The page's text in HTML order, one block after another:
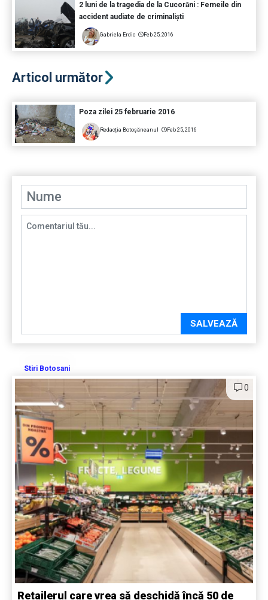
2 luni de la tragedia de la Cucorăni : Femeile din
accident audiate de criminaliști
Gabriela Erdic Feb 25, 2016
Articol următor
Poza zilei 25 februarie 2016
Redacția Botoșăneanul Feb 25, 2016
SALVEAZĂ
Stiri Botosani
0
Retailerul care vrea să deschidă încă 50 de